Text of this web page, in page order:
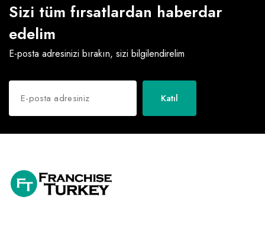
Sizi tüm fırsatlardan haberdar
edelim
E-posta adresinizi bırakın, sizi bilgilendirelim
Katıl